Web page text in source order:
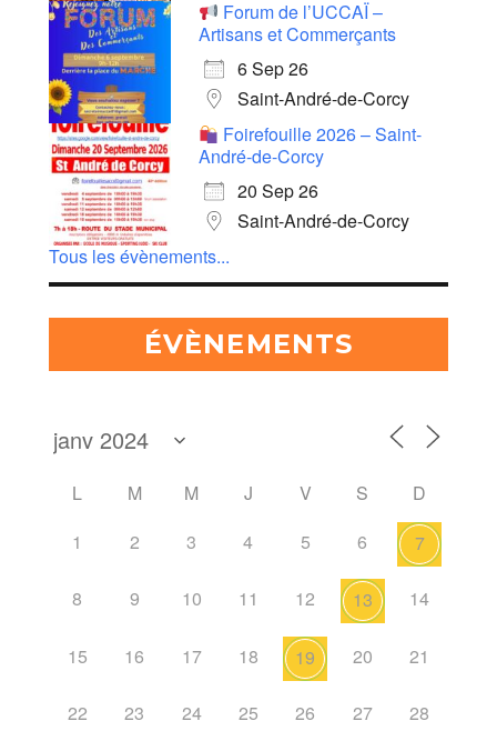
Forum de l’UCCAÏ –
Artisans et Commerçants
6 Sep 26
Saint-André-de-Corcy
Foirefouille 2026 – Saint-
André-de-Corcy
20 Sep 26
Saint-André-de-Corcy
Tous les évènements...
ÉVÈNEMENTS
L M M J V S
D
1
2 3 4 5 6 7
8 9 10 11 12 13 14
15 16 17 18 19 20 21
22 23 24 25 26 27 28